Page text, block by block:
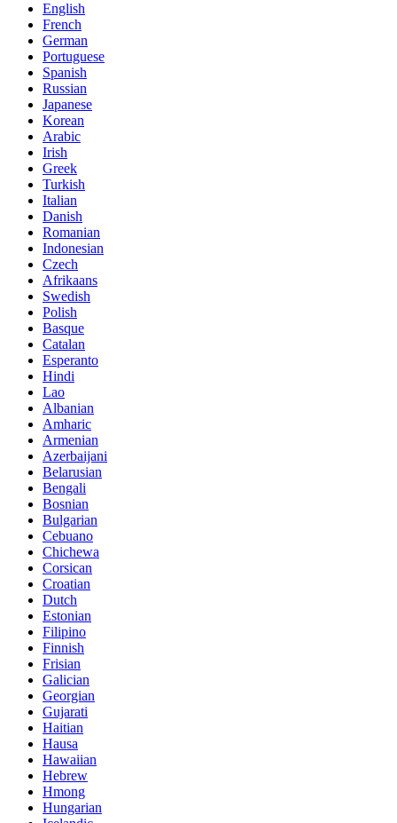
English
French
German
Portuguese
Spanish
Russian
Japanese
Korean
Arabic
Irish
Greek
Turkish
Italian
Danish
Romanian
Indonesian
Czech
Afrikaans
Swedish
Polish
Basque
Catalan
Esperanto
Hindi
Lao
Albanian
Amharic
Armenian
Azerbaijani
Belarusian
Bengali
Bosnian
Bulgarian
Cebuano
Chichewa
Corsican
Croatian
Dutch
Estonian
Filipino
Finnish
Frisian
Galician
Georgian
Gujarati
Haitian
Hausa
Hawaiian
Hebrew
Hmong
Hungarian